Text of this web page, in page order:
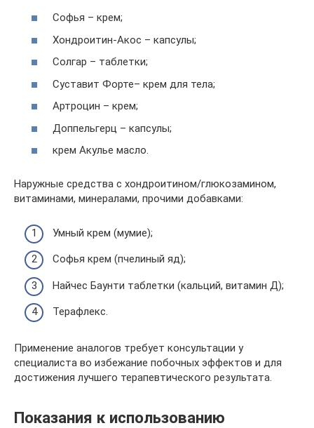
Софья – крем;
Хондроитин-Акос – капсулы;
Солгар – таблетки;
Суставит Форте– крем для тела;
Артроцин – крем;
Доппельгерц – капсулы;
крем Акулье масло.
Наружные средства с хондроитином/глюкозамином,
витаминами, минералами, прочими добавками:
Умный крем (мумие);
Софья крем (пчелиный яд);
Найчес Баунти таблетки (кальций, витамин Д);
Терафлекс.
Применение аналогов требует консультации у
специалиста во избежание побочных эффектов и для
достижения лучшего терапевтического результата.
Показания к использованию